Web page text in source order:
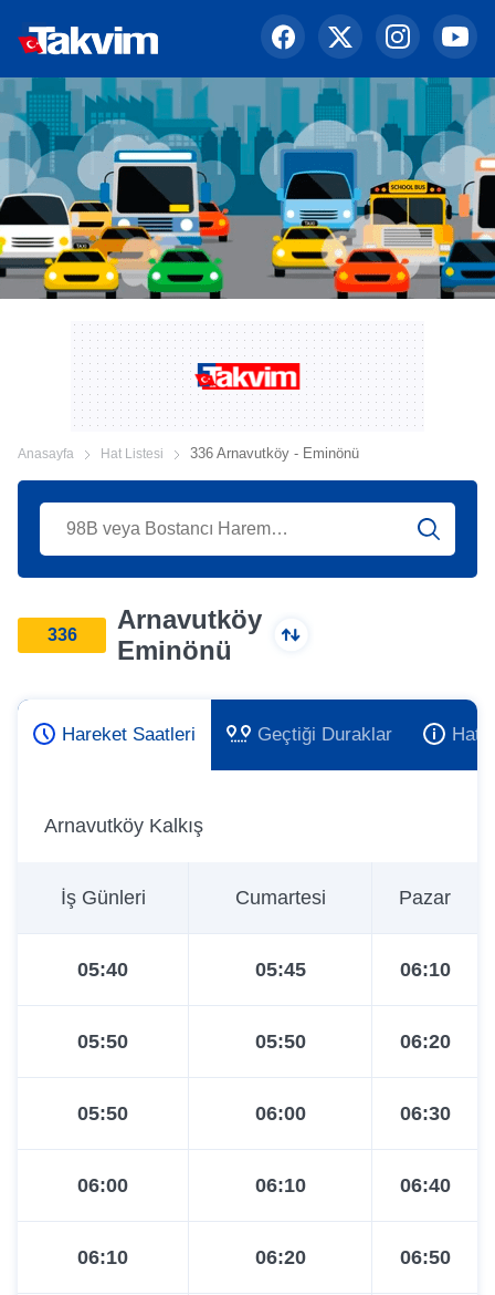
Anasayfa Hat Listesi 336 Arnavutköy - Eminönü
336
Arnavutköy
Eminönü
Hareket Saatleri Geçtiği Duraklar Hat
Arnavutköy Kalkış
İş Günleri Cumartesi Pazar
05:40 05:45 06:10
05:50 05:50 06:20
05:50 06:00 06:30
06:00 06:10 06:40
06:10 06:20 06:50